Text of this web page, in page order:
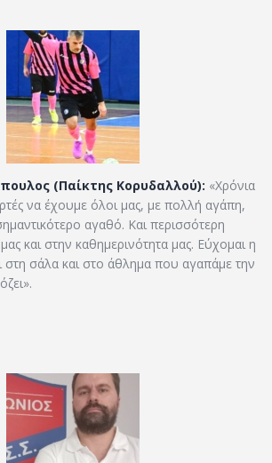
(Παίκτης Κορυδαλλού): «Χρόνια
να έχουμε όλοι μας, με πολλή αγάπη,
αγαθό. Και περισσότερη
και στην καθημερινότητα μας. Εύχομαι η
στη σάλα και στο άθλημα που αγαπάμε την